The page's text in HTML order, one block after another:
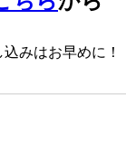
みはお早めに！